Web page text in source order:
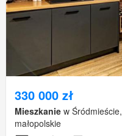
330 000 zł
Mieszkanie w
małopolskie